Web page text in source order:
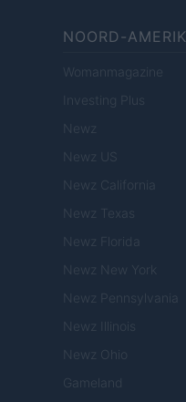
NOORD-
Womanmagazine
Investing Plus
Newz
Newz US
Newz California
Newz Texas
Newz Florida
Newz New York
Newz Pennsylvania
Newz Illinois
Newz Ohio
Gameland